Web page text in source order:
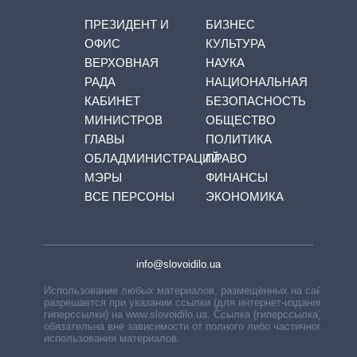
ПРЕЗИДЕНТ И
ОФИС
ВЕРХОВНАЯ
РАДА
КАБИНЕТ
МИНИСТРОВ
ГЛАВЫ
ОБЛАДМИНИСТРАЦИЙ
МЭРЫ
ВСЕ ПЕРСОНЫ
БИЗНЕС
КУЛЬТУРА
НАУКА
НАЦИОНАЛЬНАЯ
БЕЗОПАСНОСТЬ
ОБЩЕСТВО
ПОЛИТИКА
ПРАВО
ФИНАНСЫ
ЭКОНОМИКА
info@slovoidilo.ua
Использование любых материалов, размещённых на сайте,
разрешается при указании ссылки (для интернет-изданий —
гиперссылки) на www.slovoidilo.ua. Ссылка (гиперссылка)
обязательна вне зависимости от полного либо частичного
использования материалов.